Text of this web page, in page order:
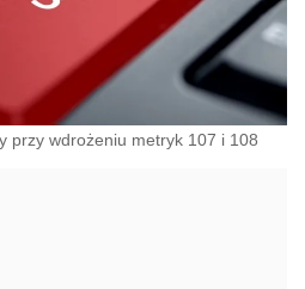
przy wdrożeniu metryk 107 i 108